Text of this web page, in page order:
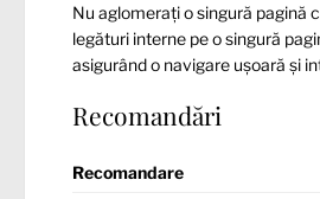
Nu aglomerați o singură pagină
legături interne pe o singură
asigurând o navigare ușoară și
Recomandări
Recomandare